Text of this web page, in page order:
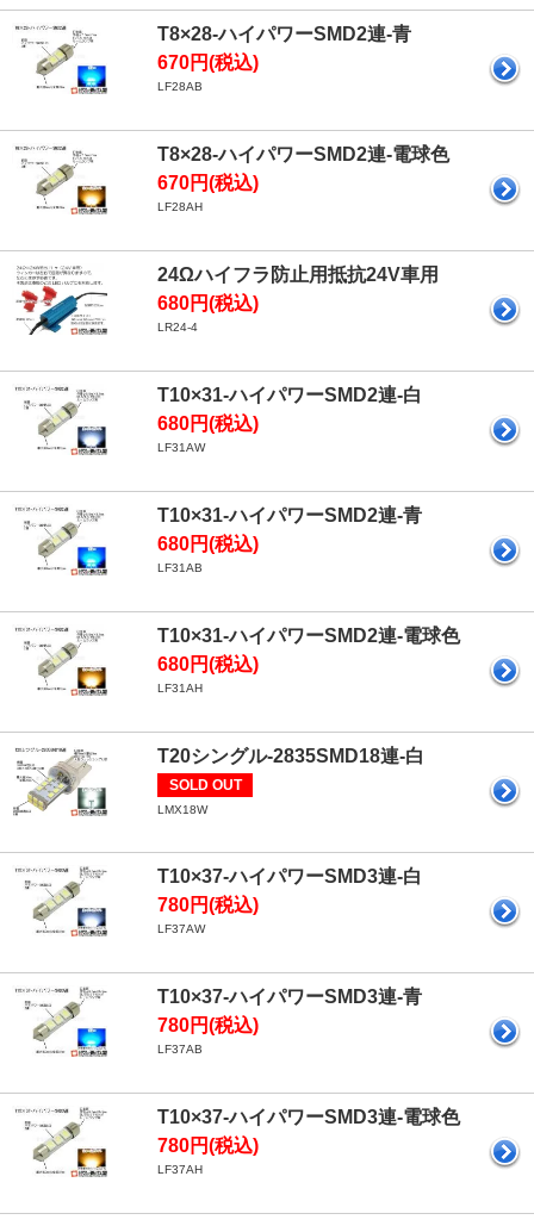
T8×28-ハイパワーSMD2連-青
670円(税込)
LF28AB
T8×28-ハイパワーSMD2連-電球色
670円(税込)
LF28AH
24Ωハイフラ防止用抵抗24V車用
680円(税込)
LR24-4
T10×31-ハイパワーSMD2連-白
680円(税込)
LF31AW
T10×31-ハイパワーSMD2連-青
680円(税込)
LF31AB
T10×31-ハイパワーSMD2連-電球色
680円(税込)
LF31AH
T20シングル-2835SMD18連-白
SOLD OUT
LMX18W
T10×37-ハイパワーSMD3連-白
780円(税込)
LF37AW
T10×37-ハイパワーSMD3連-青
780円(税込)
LF37AB
T10×37-ハイパワーSMD3連-電球色
780円(税込)
LF37AH